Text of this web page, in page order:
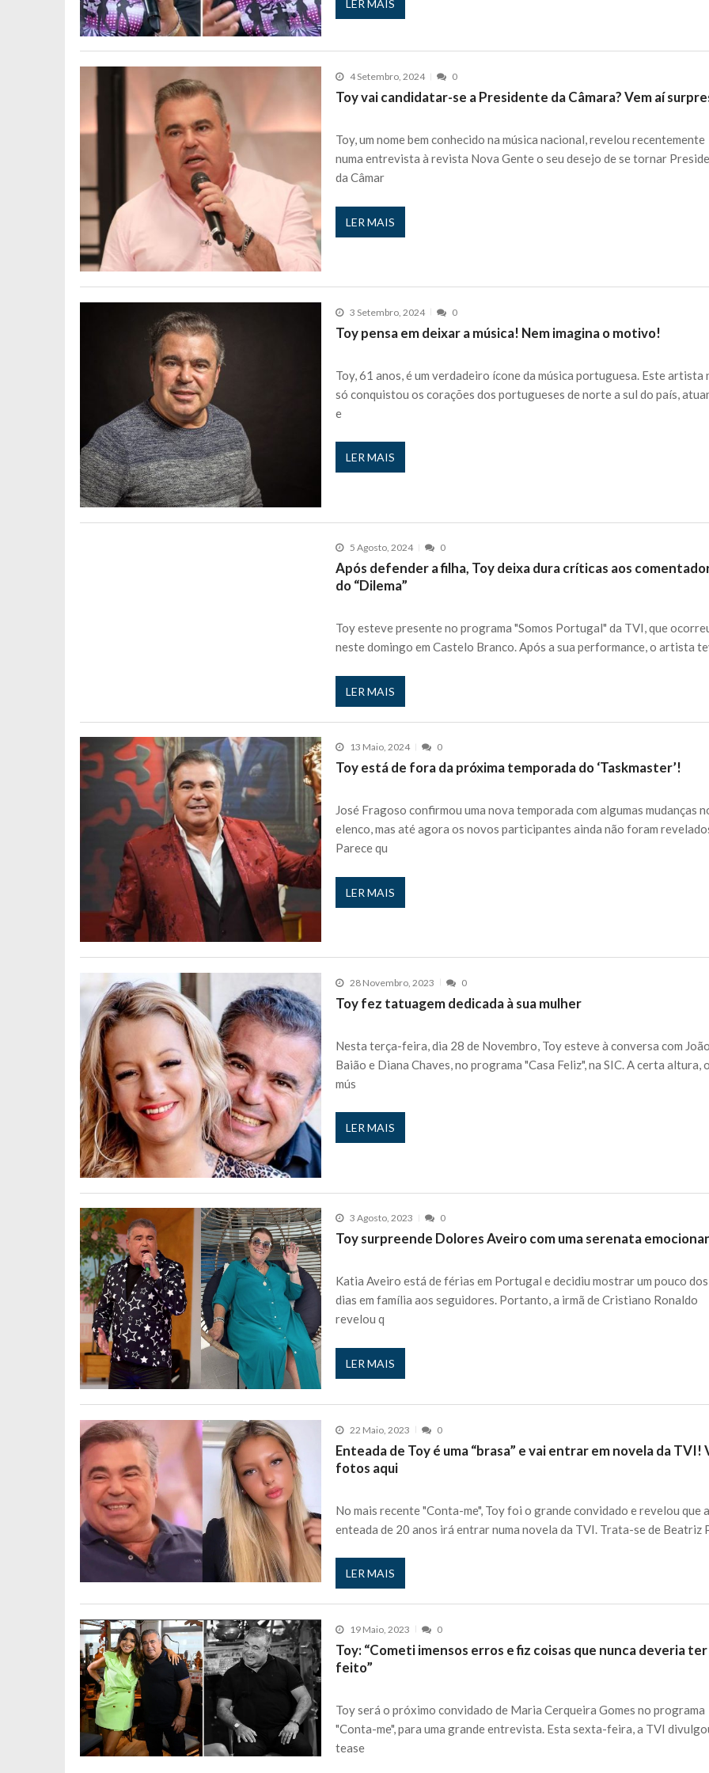
LER MAIS
4 Setembro, 2024 0
Toy vai candidatar-se a Presidente da Câmara? Vem aí
Toy, um nome bem conhecido na música nacional, revelou recentemente
numa entrevista à revista Nova Gente o seu desejo de se tornar
da Câmar
LER MAIS
3 Setembro, 2024 0
Toy pensa em deixar a música! Nem imagina o motivo!
Toy, 61 anos, é um verdadeiro ícone da música portuguesa. Este artista
só conquistou os corações dos portugueses de norte a sul do país,
e
LER MAIS
5 Agosto, 2024 0
Após defender a filha, Toy deixa dura críticas aos
do “Dilema”
Toy esteve presente no programa "Somos Portugal" da TVI, que
neste domingo em Castelo Branco. Após a sua performance, o artista
LER MAIS
13 Maio, 2024 0
Toy está de fora da próxima temporada do ‘Taskmaster’!
José Fragoso confirmou uma nova temporada com algumas mudanças
elenco, mas até agora os novos participantes ainda não foram
Parece qu
LER MAIS
28 Novembro, 2023 0
Toy fez tatuagem dedicada à sua mulher
Nesta terça-feira, dia 28 de Novembro, Toy esteve à conversa com João
Baião e Diana Chaves, no programa "Casa Feliz", na SIC. A certa altura, o
mús
LER MAIS
3 Agosto, 2023 0
Toy surpreende Dolores Aveiro com uma serenata
Katia Aveiro está de férias em Portugal e decidiu mostrar um pouco dos
dias em família aos seguidores. Portanto, a irmã de Cristiano Ronaldo
revelou q
LER MAIS
22 Maio, 2023 0
Enteada de Toy é uma “brasa” e vai entrar em novela da TVI!
fotos aqui
No mais recente "Conta-me", Toy foi o grande convidado e revelou que
enteada de 20 anos irá entrar numa novela da TVI. Trata-se de Beatriz
LER MAIS
19 Maio, 2023 0
Toy: “Cometi imensos erros e fiz coisas que nunca deveria ter
feito”
Toy será o próximo convidado de Maria Cerqueira Gomes no programa
"Conta-me", para uma grande entrevista. Esta sexta-feira, a TVI
tease